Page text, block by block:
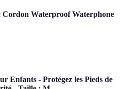
Cordon Waterproof Waterphone
Enfants - Protégez les Pieds de